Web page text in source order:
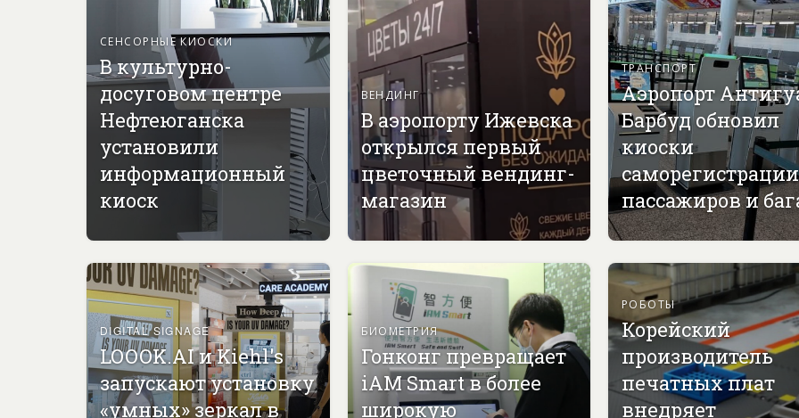
СЕНСОРНЫЕ КИОСКИ
В культурно-
досуговом центре
Нефтеюганска
установили
информационный
киоск
ВЕНДИНГ
В аэропорту Ижевска
открылся первый
цветочный вендинг-
магазин
ТРАНСПОРТ
Аэропорт
Барбуд обновил
киоски
саморегистрации
пассажиров и
DIGITAL SIGNAGE
LOOOK.AI и Kiehl's
запускают установку
«умных» зеркал в
БИОМЕТРИЯ
Гонконг превращает
iAM Smart в более
широкую
РОБОТЫ
Корейский
производитель
печатных плат
внедряет